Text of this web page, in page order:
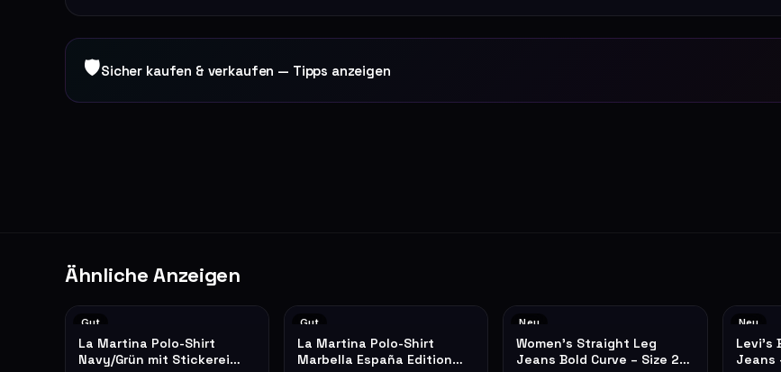
🛡Sicher kaufen & verkaufen — Tipps anzeigen
Ähnliche Anzeigen
Gut
La Martina Polo-Shirt
Navy/Grün mit Stickerei
Gut
La Martina Polo-Shirt
Marbella España Edition
Neu
Women's Straight Leg
Jeans Bold Curve – Size 25
Neu
Levi's
Jeans